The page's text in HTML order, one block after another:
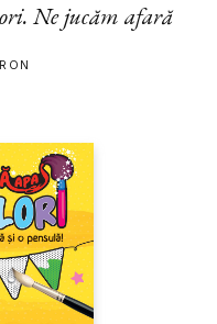
Ne jucăm afară